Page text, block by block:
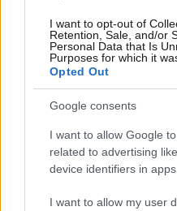
I want to opt-out of
Retention, Sale, and/or
Personal Data that Is
Purposes for which it
Opted Out
Google consents
I want to allow Google
related to advertising
device identifiers in apps.
I want to allow my user
Διαγνώστηκε με κορονοϊό